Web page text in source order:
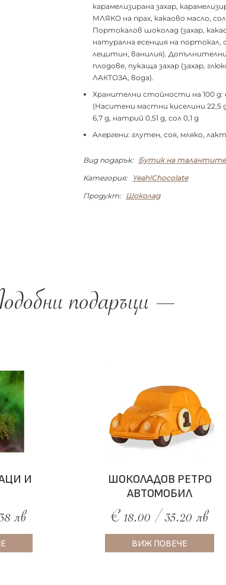
карамелизирана захар,
МЛЯКО на прах, какаово масло,
Портокалов шоколад (захар,
натурална есенция на
лецитин, ванилия).
плодове, пукаща захар (захар,
ЛАКТОЗА, вода).
Хранителни стойности на 100 g:
(Наситени мастни киселини 22,5
6,7 g, натрий 0,51 g, сол 0,1 g
Алергени: глутен, соя, мляко,
Вид подарък: Бутик на талантите
Категория:
Yeah!Chocolate
Продукт: Шоколад
подаръци
И
лв
ШОКОЛАДОВ РЕТРО
АВТОМОБИЛ
€ 18.00 / 35.20 лв
ВИЖ ПОВЕЧЕ